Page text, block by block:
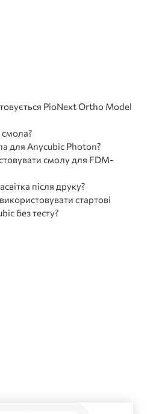
PioNext Ortho Model
смола?
для Anycubic Photon?
смолу для FDM-
після друку?
стартові
без тесту?